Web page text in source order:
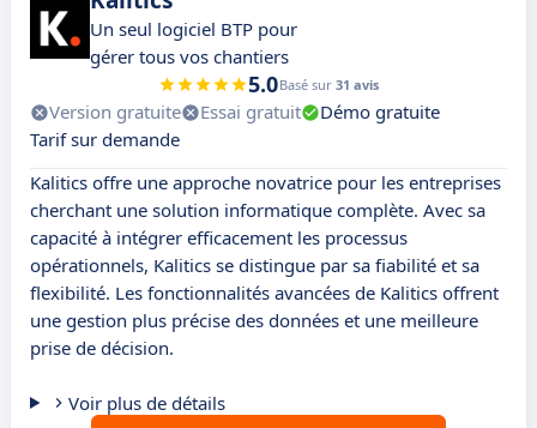
Un seul logiciel BTP pour
gérer tous vos chantiers
5.0Basé sur 31 avis
Version gratuite Essai gratuit
Démo gratuite
Tarif sur demande
Kalitics offre une approche novatrice pour les entreprises
cherchant une solution informatique complète. Avec sa
capacité à intégrer efficacement les processus
opérationnels, Kalitics se distingue par sa fiabilité et sa
flexibilité. Les fonctionnalités avancées de Kalitics offrent
une gestion plus précise des données et une meilleure
prise de décision.
Voir plus de détails